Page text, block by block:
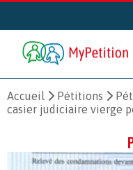
Accueil Pétitions
casier judiciaire vierge